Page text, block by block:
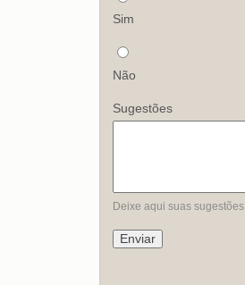
Sim
Não
Sugestões
Deixe aqui suas sugestões